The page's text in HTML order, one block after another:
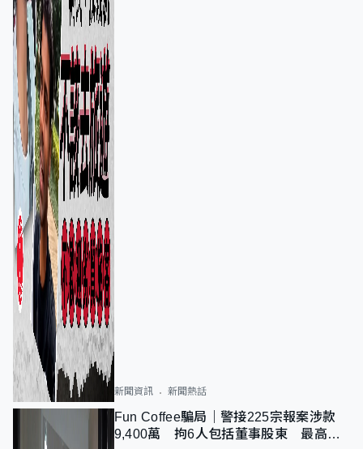
新聞資訊 新聞熱話
Fun Coffee騙局｜警接225宗報案涉款
9,400萬 拘6人包括董事股東 最高金